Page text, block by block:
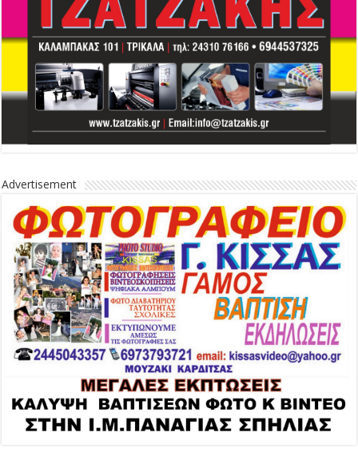
Advertisement